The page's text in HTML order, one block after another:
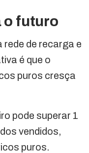
o futuro
rede de recarga e
é que o
puros cresça
pode superar 1
vendidos,
puros.